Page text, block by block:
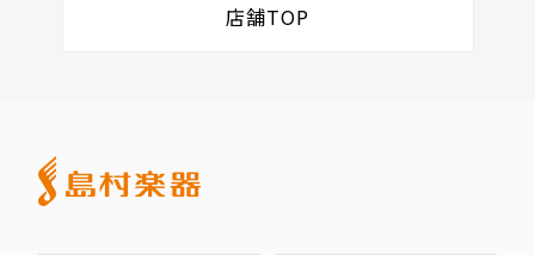
店舗TOP